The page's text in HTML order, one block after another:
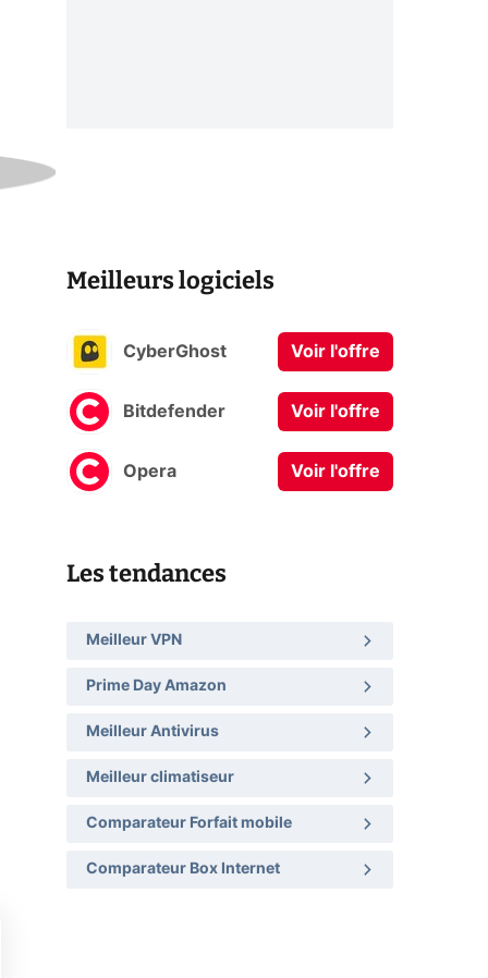
Meilleurs logiciels
CyberGhost Voir l'offre
Bitdefender Voir l'offre
Opera Voir l'offre
Les tendances
Meilleur VPN
Prime Day Amazon
Meilleur Antivirus
Meilleur climatiseur
Comparateur Forfait mobile
Comparateur Box Internet